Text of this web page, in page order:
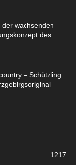
der wachsenden
des
– Schützling
1217